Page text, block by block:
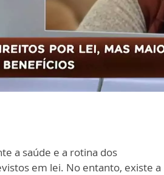
a saúde e a rotina dos
em lei. No entanto, existe a